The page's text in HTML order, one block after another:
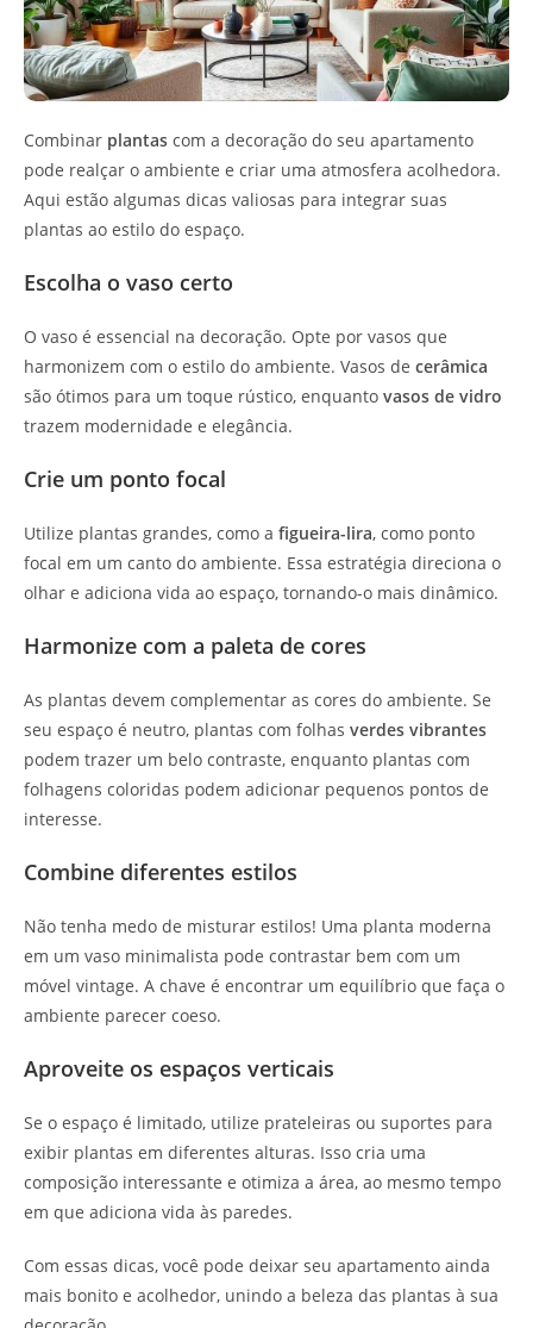
Combinar plantas com a decoração do seu apartamento
pode realçar o ambiente e criar uma atmosfera acolhedora.
Aqui estão algumas dicas valiosas para integrar suas
plantas ao estilo do espaço.
Escolha o vaso certo
O vaso é essencial na decoração. Opte por vasos que
harmonizem com o estilo do ambiente. Vasos de cerâmica
são ótimos para um toque rústico, enquanto vasos de vidro
trazem modernidade e elegância.
Crie um ponto focal
Utilize plantas grandes, como a figueira-lira, como ponto
focal em um canto do ambiente. Essa estratégia direciona o
olhar e adiciona vida ao espaço, tornando-o mais dinâmico.
Harmonize com a paleta de cores
As plantas devem complementar as cores do ambiente. Se
seu espaço é neutro, plantas com folhas verdes vibrantes
podem trazer um belo contraste, enquanto plantas com
folhagens coloridas podem adicionar pequenos pontos de
interesse.
Combine diferentes estilos
Não tenha medo de misturar estilos! Uma planta moderna
em um vaso minimalista pode contrastar bem com um
móvel vintage. A chave é encontrar um equilíbrio que faça o
ambiente parecer coeso.
Aproveite os espaços verticais
Se o espaço é limitado, utilize prateleiras ou suportes para
exibir plantas em diferentes alturas. Isso cria uma
composição interessante e otimiza a área, ao mesmo tempo
em que adiciona vida às paredes.
Com essas dicas, você pode deixar seu apartamento ainda
mais bonito e acolhedor, unindo a beleza das plantas à sua